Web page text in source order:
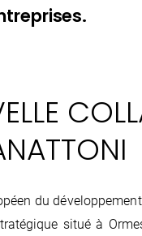
du
situé à